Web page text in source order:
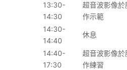
13:30-
14:30
超音波影像於
作示範
14:30-
14:40
休息
14:40-
17:30
超音波影像於
作練習